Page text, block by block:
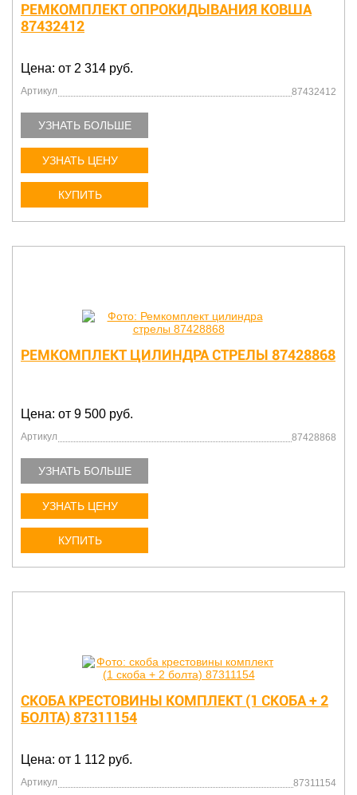
РЕМКОМПЛЕКТ ОПРОКИДЫВАНИЯ КОВША
87432412
Цена: от 2 314 руб.
Артикул 87432412
УЗНАТЬ БОЛЬШЕ
УЗНАТЬ ЦЕНУ
КУПИТЬ
РЕМКОМПЛЕКТ ЦИЛИНДРА СТРЕЛЫ 87428868
Цена: от 9 500 руб.
Артикул 87428868
УЗНАТЬ БОЛЬШЕ
УЗНАТЬ ЦЕНУ
КУПИТЬ
СКОБА КРЕСТОВИНЫ КОМПЛЕКТ (1 СКОБА + 2
БОЛТА) 87311154
Цена: от 1 112 руб.
Артикул 87311154